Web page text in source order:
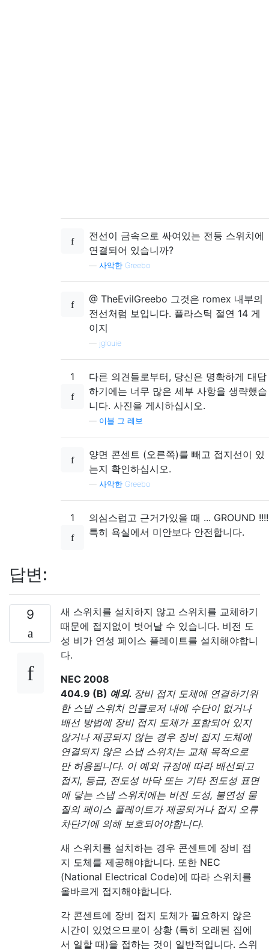
전선이 금속으로 싸여있는 전등 스위치에
연결되어 있습니까?
사악한 Greebo
@ TheEvilGreebo 그것은 romex 내부의
전선처럼 보입니다. 플라스틱 절연 14 게
이지
jglouie
1
다른 의견들로부터, 당신은 명확하게 대답
하기에는 너무 많은 세부 사항을 생략했습
니다. 사진을 게시하십시오.
이블 그 레보
양면 콘센트 (오른쪽)를 빼고 접지선이 있
는지 확인하십시오.
사악한 Greebo
1
의심스럽고 근거가있을 때 ... GROUND !!!!
특히 욕실에서 미안보다 안전합니다.
답변:
9
새 스위치를 설치하지 않고 스위치를 교체하기
때문에 접지없이 벗어날 수 있습니다. 비전 도
성 비가 연성 페이스 플레이트를 설치해야합니
다.
NEC 2008
404.9 (B) 예외. 장비 접지 도체에 연결하기위
한 스냅 스위치 인클로저 내에 수단이 없거나
배선 방법에 장비 접지 도체가 포함되어 있지
않거나 제공되지 않는 경우 장비 접지 도체에
연결되지 않은 스냅 스위치는 교체 목적으로
만 허용됩니다. 이 예외 규정에 따라 배선되고
접지, 등급, 전도성 바닥 또는 기타 전도성 표면
에 닿는 스냅 스위치에는 비전 도성, 불연성 물
질의 페이스 플레이트가 제공되거나 접지 오류
차단기에 의해 보호되어야합니다.
새 스위치를 설치하는 경우 콘센트에 장비 접
지 도체를 제공해야합니다. 또한 NEC
(National Electrical Code)에 따라 스위치를
올바르게 접지해야합니다.
각 콘센트에 장비 접지 도체가 필요하지 않은
시간이 있었으므로이 상황 (특히 오래된 집에
서 일할 때)을 접하는 것이 일반적입니다. 스위